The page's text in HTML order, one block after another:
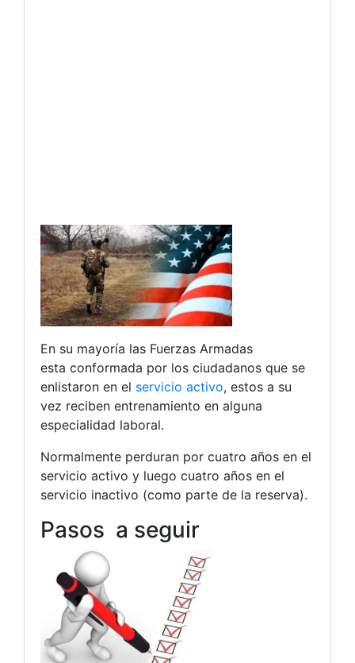
En su mayoría las Fuerzas Armadas
esta conformada por los ciudadanos que se
enlistaron en el servicio activo, estos a su
vez reciben entrenamiento en alguna
especialidad laboral.
Normalmente perduran por cuatro años en el
servicio activo y luego cuatro años en el
servicio inactivo (como parte de la reserva).
Pasos a seguir